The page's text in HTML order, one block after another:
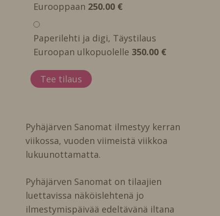
Eurooppaan 250.00 €
Paperilehti ja digi, Täystilaus
Euroopan ulkopuolelle 350.00 €
Pyhäjärven Sanomat ilmestyy kerran
viikossa, vuoden viimeistä viikkoa
lukuunottamatta.
Pyhäjärven Sanomat on tilaajien
luettavissa näköislehtenä jo
ilmestymispäivää edeltävänä iltana